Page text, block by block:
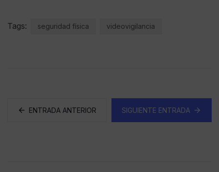
Tags: seguridad física videovigilancia
ENTRADA ANTERIOR SIGUIENTE ENTRADA